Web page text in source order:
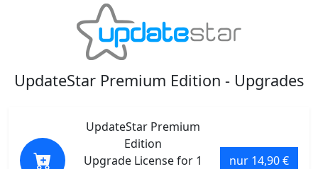
UpdateStar Premium Edition - Upgrades
UpdateStar Premium
Edition
Upgrade License for 1
nur 14,90 €